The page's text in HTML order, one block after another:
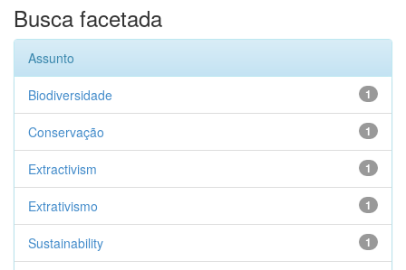
Busca facetada
Assunto
1
Biodiversidade
1
Conservação
1
Extractivism
1
Extrativismo
1
Sustainability